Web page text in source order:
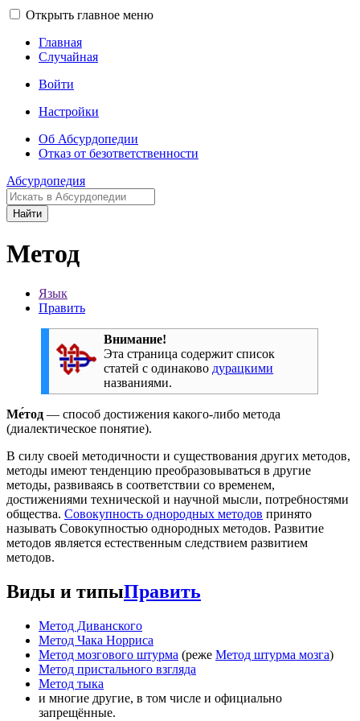
Открыть главное меню
Главная
Случайная
Войти
Настройки
Об Абсурдопедии
Отказ от безответственности
Абсурдопедия
Найти
Метод
Язык
Править
Внимание!
Эта страница содержит список
статей с одинаково дурацкими
названиями.
Ме́тод — способ достижения какого-либо метода
(диалектическое понятие).
В силу своей методичности и существования других методов,
методы имеют тенденцию преобразовываться в другие
методы, развиваясь в соответствии со временем,
достижениями технической и научной мысли, потребностями
общества. Совокупность однородных методов принято
называть Совокупностью однородных методов. Развитие
методов является естественным следствием развитием
методов.
Виды и типыПравить
Метод Диванского
Метод Чака Норриса
Метод мозгового штурма (реже Метод штурма мозга)
Метод пристального взгляда
Метод тыка
и многие другие, в том числе и официально
запрещённые.